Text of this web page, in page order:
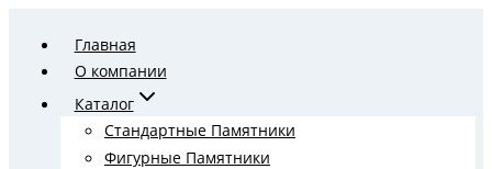
содержимому
Главная
О компании
Каталог
Стандартные Памятники
Фигурные Памятники